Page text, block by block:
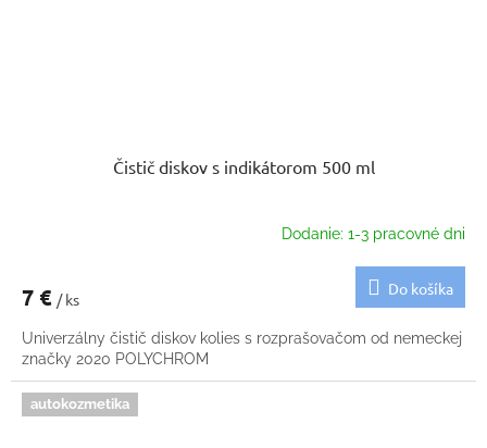
Čistič diskov s indikátorom 500 ml
Dodanie: 1-3 pracovné dni
7 € / ks
Do košíka
Univerzálny čistič diskov kolies s rozprašovačom od nemeckej
značky 2020 POLYCHROM
autokozmetika